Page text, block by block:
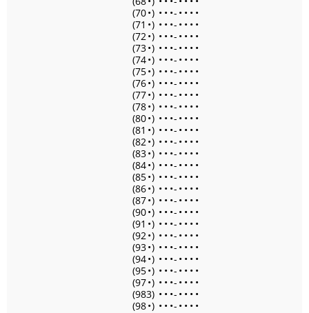
(70•) • • •- • • • •
(71 •) • • •- • • • •
(72•) • • •- • • • •
(73•) • • •- • • • •
(74•) • • •- • • • •
(75•) • • •- • • • •
(76•) • • •- • • • •
(77•) • • •- • • • •
(78•) • • •- • • • •
(80•) • • •- • • • •
(81 •) • • •- • • • •
(82•) • • •- • • • •
(83•) • • •- • • • •
(84•) • • •- • • • •
(85•) • • •- • • • •
(86•) • • •- • • • •
(87•) • • •- • • • •
(90•) • • •- • • • •
(91 •) • • •- • • • •
(92•) • • •- • • • •
(93•) • • •- • • • •
(94•) • • •- • • • •
(95•) • • •- • • • •
(97•) • • •- • • • •
(983) • • •- • • • •
(98•) • • •- • • • •